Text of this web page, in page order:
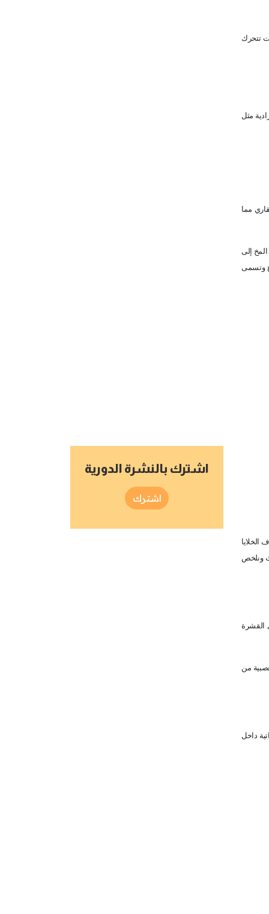
تتحرك
مثل
مما
إلى
وتسمى
الخلايا
ونلخص
القشرة
من
داخل
اشترك بالنشرة الدورية
اشترك